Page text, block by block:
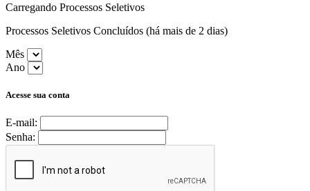
Carregando Processos Seletivos
Processos Seletivos Concluídos (há mais de 2 dias)
Mês
Ano
Acesse sua conta
E-mail:
Senha: